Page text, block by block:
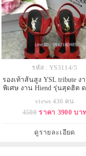
รหัส : YS3114/5
รองเท้าส้นสูง YSL tribute ง
พิเศษ งาน Hiend รุ่นสุดฮิต
views 436 คน
4500 ราคา 3900 บา
ดูรายละเอียด